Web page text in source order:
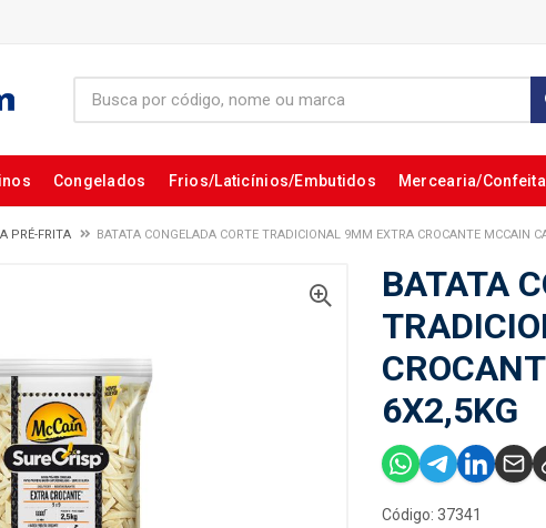
Congelados Frios/Laticínios/Embutidos Mercearia/
PRÉ-FRITA BATATA CONGELADA CORTE TRADICIONAL 9MM EXTRA CROCANTE MCCAIN
BATATA
6X2,5KG
Código: 37341